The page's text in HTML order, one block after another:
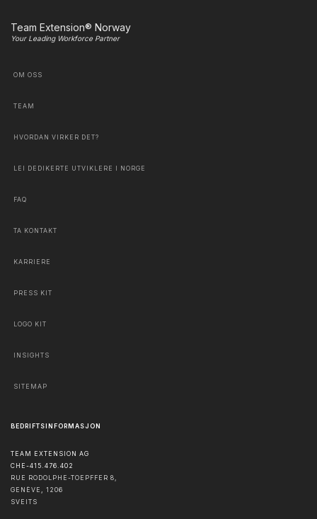
Team Extension® Norway
Your Leading Workforce Partner
OM OSS
TEAM
HVORDAN VIRKER DET?
LEI DEDIKERTE UTVIKLERE I NORGE
FAQ
TA KONTAKT
KARRIERE
PRESS KIT
LOGO KIT
INSIGHTS
SITEMAP
BEDRIFTSINFORMASJON
TEAM EXTENSION AG
CHE-415.476.402
RUE RODOLPHE-TOEPFFER 8,
GENÈVE , 1206
SVEITS